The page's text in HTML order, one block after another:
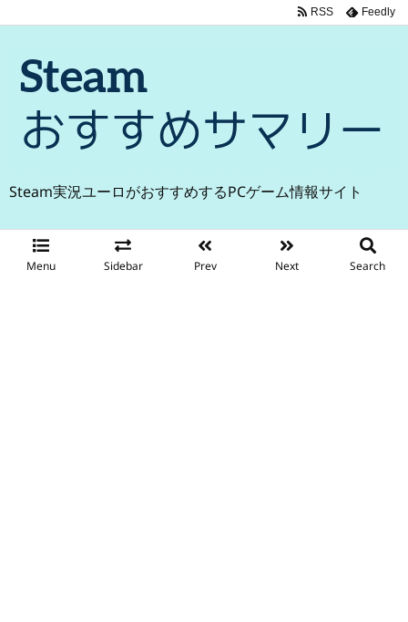
Steam実況ユーロがおすすめするPCゲーム情報サイト
Menu Sidebar Prev Next Search
RSS Feedly